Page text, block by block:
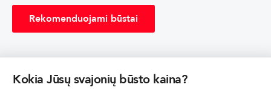
Rekomenduojami būstai
Kokia Jūsų svajonių būsto kaina?